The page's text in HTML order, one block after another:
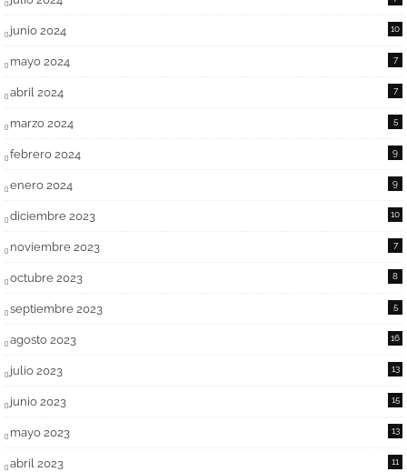
junio 2024 10
mayo 2024 7
abril 2024 7
marzo 2024 5
febrero 2024 9
enero 2024 9
diciembre 2023 10
noviembre 2023 7
octubre 2023 8
septiembre 2023 5
agosto 2023 16
julio 2023 13
junio 2023 15
mayo 2023 13
abril 2023 11